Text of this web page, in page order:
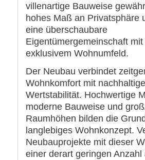
villenartige Bauweise
hohes Maß an Privatsphäre
eine überschaubare
Eigentümergemeinschaft
exklusivem Wohnumfeld.
Der Neubau verbindet
Wohnkomfort mit
Wertstabilität. Hochwertige
moderne Bauweise und
Raumhöhen bilden die
langlebiges Wohnkonzept.
Neubauprojekte mit dieser
einer derart geringen Anzahl